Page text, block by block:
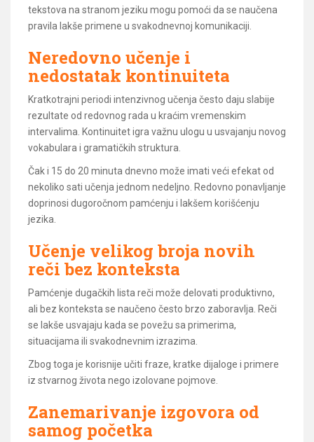
tekstova na stranom jeziku mogu pomoći da se naučena
pravila lakše primene u svakodnevnoj komunikaciji.
Neredovno učenje i
nedostatak kontinuiteta
Kratkotrajni periodi intenzivnog učenja često daju slabije
rezultate od redovnog rada u kraćim vremenskim
intervalima. Kontinuitet igra važnu ulogu u usvajanju novog
vokabulara i gramatičkih struktura.
Čak i 15 do 20 minuta dnevno može imati veći efekat od
nekoliko sati učenja jednom nedeljno. Redovno ponavljanje
doprinosi dugoročnom pamćenju i lakšem korišćenju
jezika.
Učenje velikog broja novih
reči bez konteksta
Pamćenje dugačkih lista reči može delovati produktivno,
ali bez konteksta se naučeno često brzo zaboravlja. Reči
se lakše usvajaju kada se povežu sa primerima,
situacijama ili svakodnevnim izrazima.
Zbog toga je korisnije učiti fraze, kratke dijaloge i primere
iz stvarnog života nego izolovane pojmove.
Zanemarivanje izgovora od
samog početka